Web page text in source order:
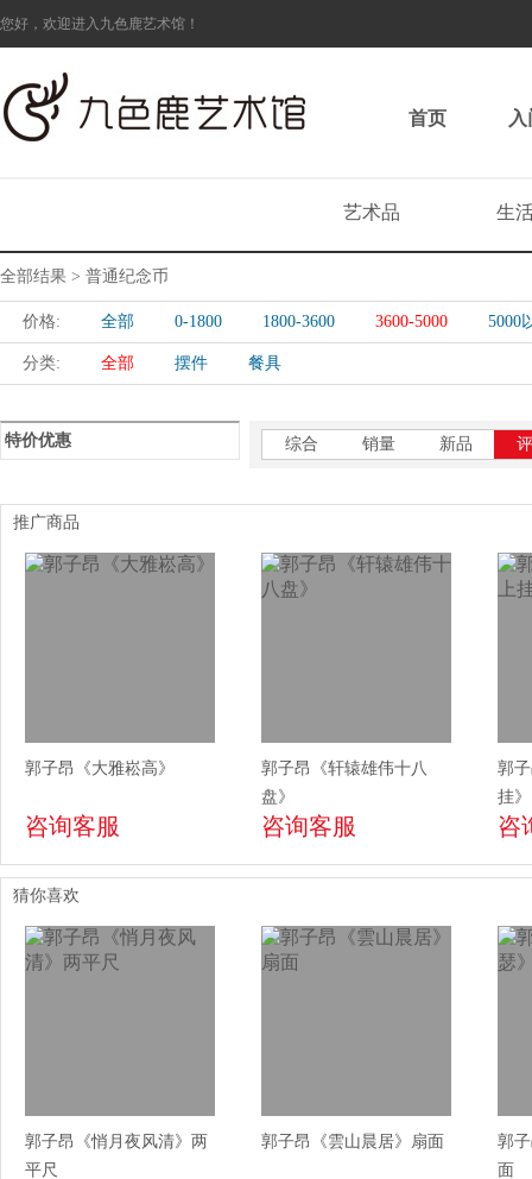
您好，欢迎进入九色鹿艺术馆！
首页
艺术品 生
全部结果 > 普通纪念币
价格: 全部 0-1800 1800-3600 3600-5000 5000
分类: 全部 摆件 餐具
特价优惠 综合 销量 新品
推广商品
郭子昂《大雅崧高》
咨询客服
郭子昂《轩辕雄伟十八
盘》
咨询客服
郭
挂》
咨
猜你喜欢
郭子昂《悄月夜风清》两
平尺
郭子昂《雲山晨居》扇面
郭
面